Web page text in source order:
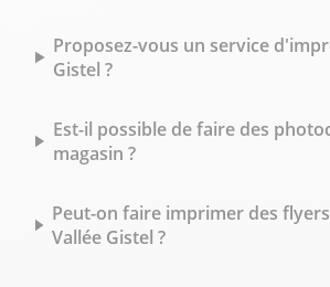
Proposez-vous un service
Gistel ?
Est-il possible de faire des
magasin ?
Peut-on faire imprimer des
Vallée Gistel ?